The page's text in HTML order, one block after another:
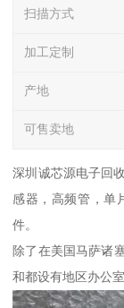
扫描方式
加工定制
产地
可售卖地
深圳诚芯源电子回
感器，高频管，单
件。
除了在美国马萨诸
和都设有地区办公室